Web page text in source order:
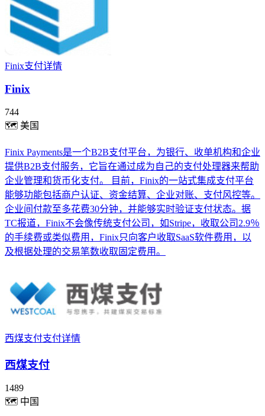
Finix支付详情
Finix
744
🗺 美国
Finix Payments是一个B2B支付平台，为银行、收单机构和企业
提供B2B支付服务，它旨在通过成为自己的支付处理器来帮助
企业管理和货币化支付。 目前，Finix的一站式集成支付平台
能够功能包括商户认证、资金结算、企业对账、支付风控等。
企业间付款至多花费30分钟，并能够实时验证支付状态。据
TC报道，Finix不会像传统支付公司，如Stripe，收取公司2.9％
的手续费或类似费用，Finix只向客户收取SaaS软件费用，以
及根据处理的交易笔数收取固定费用。
西煤支付支付详情
西煤支付
1489
🗺 中国